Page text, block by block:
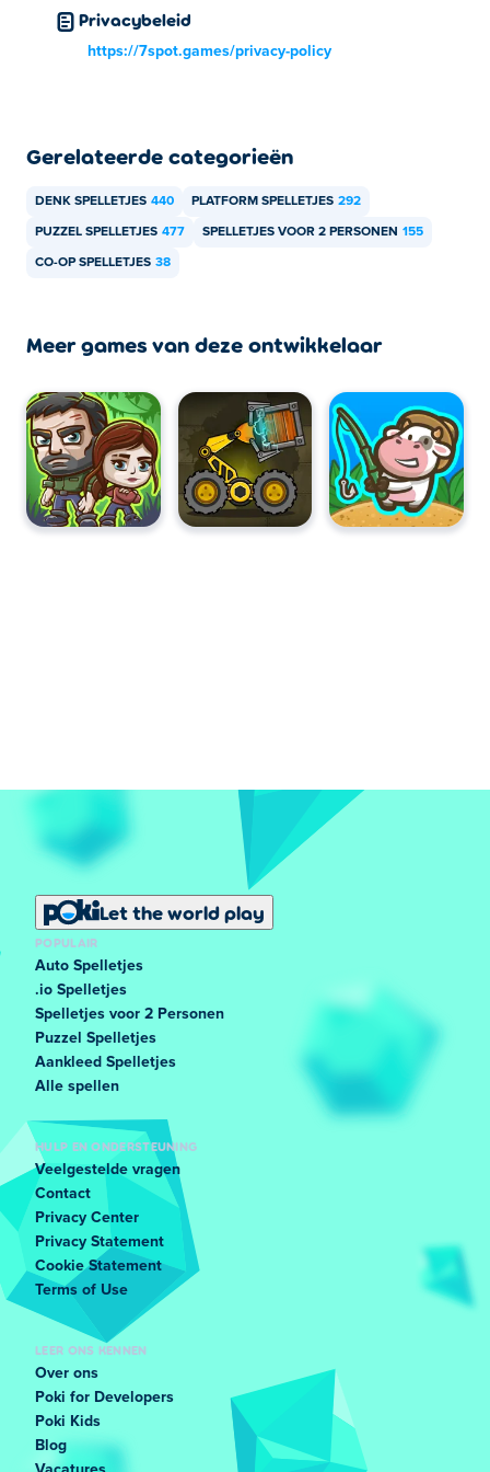
Privacybeleid
https://7spot.games/privacy-policy
Gerelateerde categorieën
DENK SPELLETJES 440 PLATFORM SPELLETJES 292
PUZZEL SPELLETJES 477 SPELLETJES VOOR 2 PERSONEN 155
CO-OP SPELLETJES 38
Meer games van deze ontwikkelaar
Let the world play
POPULAIR
Auto Spelletjes
.io Spelletjes
Spelletjes voor 2 Personen
Puzzel Spelletjes
Aankleed Spelletjes
Alle spellen
HULP EN ONDERSTEUNING
Veelgestelde vragen
Contact
Privacy Center
Privacy Statement
Cookie Statement
Terms of Use
LEER ONS KENNEN
Over ons
Poki for Developers
Poki Kids
Blog